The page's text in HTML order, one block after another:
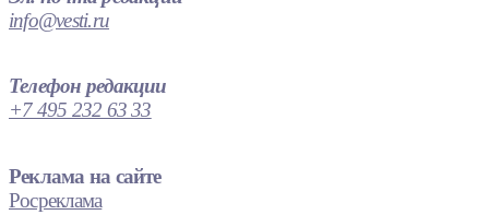
info@vesti.ru
Телефон редакции
+7 495 232 63 33
Реклама на сайте
Росреклама